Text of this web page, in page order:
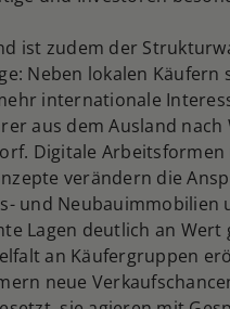
ist zudem der
Neben lokalen Käufern
internationale
aus dem Ausland
Digitale Arbeitsformen
verändern die
und Neubauimmobilien
Lagen deutlich an Wert
an Käufergruppen
neue